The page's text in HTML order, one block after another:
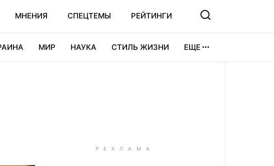
МНЕНИЯ СПЕЦТЕМЫ РЕЙТИНГИ
МИР НАУКА СТИЛЬ ЖИЗНИ ЕЩЕ